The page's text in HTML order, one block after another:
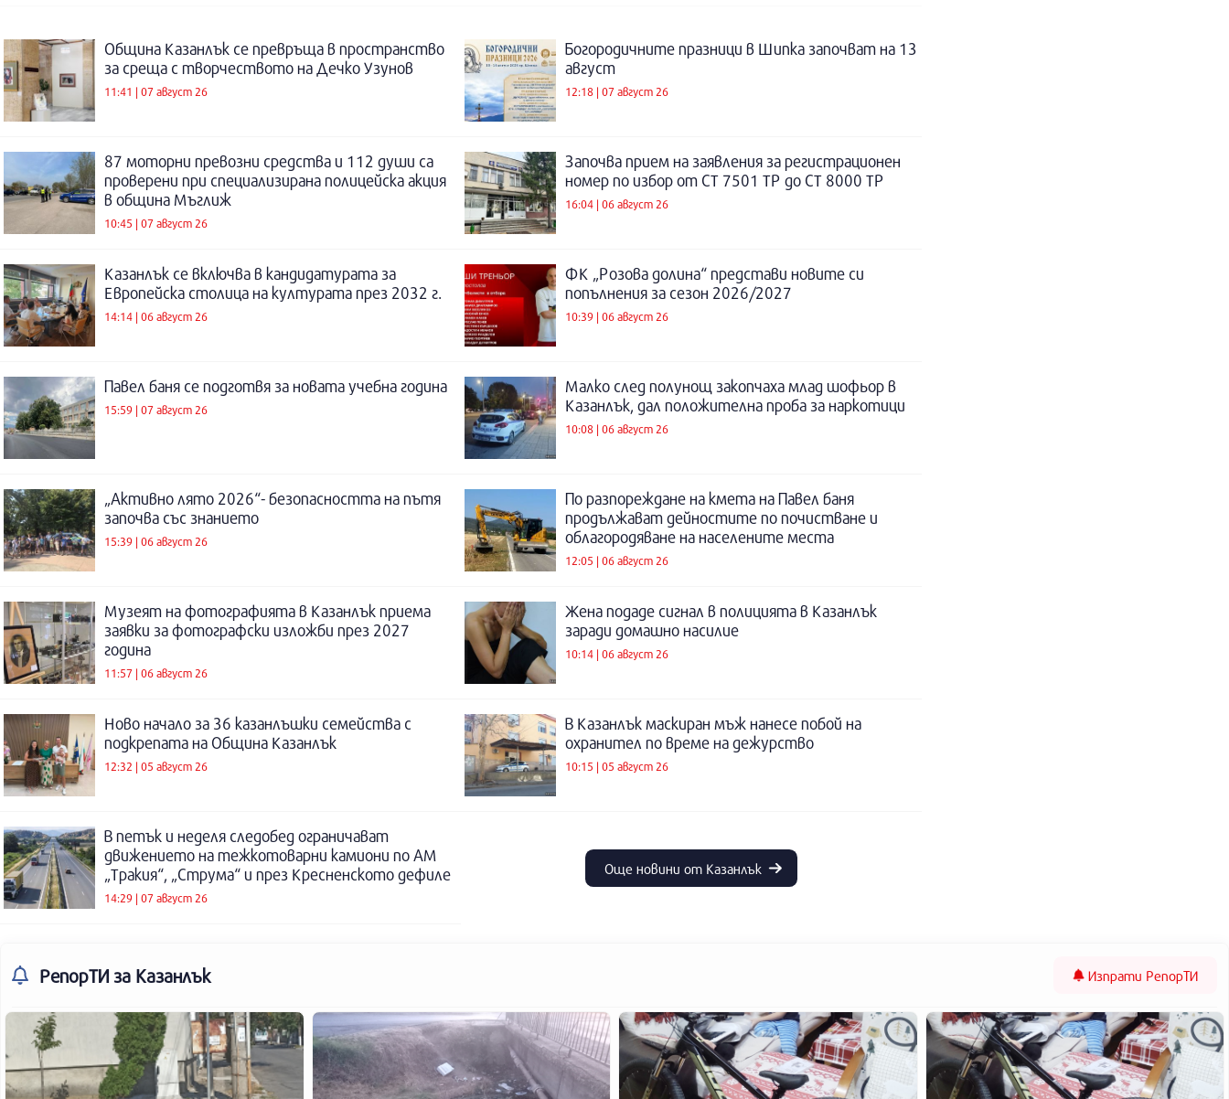
Община Казанлък се превръща в пространство
за среща с творчеството на Дечко Узунов
11:41 | 07 август 26
Богородичните празници в Шипка започват на 13
август
12:18 | 07 август 26
87 моторни превозни средства и 112 души са
проверени при специализирана полицейска акция
в община Мъглиж
10:45 | 07 август 26
Започва прием на заявления за регистрационен
номер по избор от СТ 7501 ТР до СТ 8000 ТР
16:04 | 06 август 26
Казанлък се включва в кандидатурата за
Европейска столица на културата през 2032 г.
14:14 | 06 август 26
ФК „Розова долина“ представи новите си
попълнения за сезон 2026/2027
10:39 | 06 август 26
Павел баня се подготвя за новата учебна година
15:59 | 07 август 26
Малко след полунощ закопчаха млад шофьор в
Казанлък, дал положителна проба за наркотици
10:08 | 06 август 26
„Активно лято 2026“- безопасността на пътя
започва със знанието
15:39 | 06 август 26
По разпореждане на кмета на Павел баня
продължават дейностите по почистване и
облагородяване на населените места
12:05 | 06 август 26
Музеят на фотографията в Казанлък приема
заявки за фотографски изложби през 2027
година
11:57 | 06 август 26
Жена подаде сигнал в полицията в Казанлък
заради домашно насилие
10:14 | 06 август 26
Ново начало за 36 казанлъшки семейства с
подкрепата на Община Казанлък
12:32 | 05 август 26
В Казанлък маскиран мъж нанесе побой на
охранител по време на дежурство
10:15 | 05 август 26
В петък и неделя следобед ограничават
движението на тежкотоварни камиони по АМ
„Тракия“, „Струма“ и през Кресненското дефиле
14:29 | 07 август 26
Още новини от Казанлък
РепорТИ за Казанлък Изпрати РепорТИ